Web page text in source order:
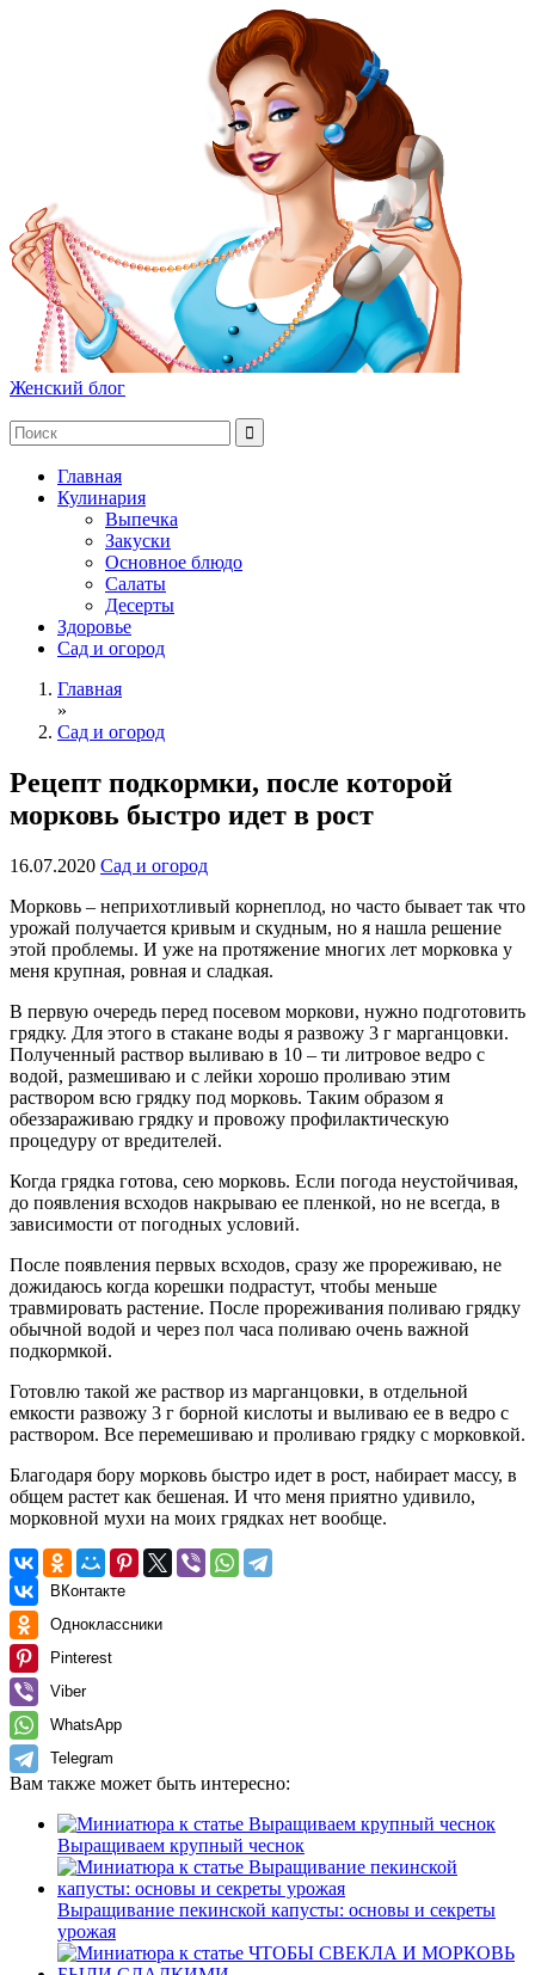
Женский блог
Главная
Кулинария
Выпечка
Закуски
Основное блюдо
Салаты
Десерты
Здоровье
Сад и огород
Главная
»
Сад и огород
Рецепт подкормки, после которой
морковь быстро идет в рост
16.07.2020 Сад и огород
Морковь – неприхотливый корнеплод, но часто бывает так что
урожай получается кривым и скудным, но я нашла решение
этой проблемы. И уже на протяжение многих лет морковка у
меня крупная, ровная и сладкая.
В первую очередь перед посевом моркови, нужно подготовить
грядку. Для этого в стакане воды я развожу 3 г марганцовки.
Полученный раствор выливаю в 10 – ти литровое ведро с
водой, размешиваю и с лейки хорошо проливаю этим
раствором всю грядку под морковь. Таким образом я
обеззараживаю грядку и провожу профилактическую
процедуру от вредителей.
Когда грядка готова, сею морковь. Если погода неустойчивая,
до появления всходов накрываю ее пленкой, но не всегда, в
зависимости от погодных условий.
После появления первых всходов, сразу же прореживаю, не
дожидаюсь когда корешки подрастут, чтобы меньше
травмировать растение. После прореживания поливаю грядку
обычной водой и через пол часа поливаю очень важной
подкормкой.
Готовлю такой же раствор из марганцовки, в отдельной
емкости развожу 3 г борной кислоты и выливаю ее в ведро с
раствором. Все перемешиваю и проливаю грядку с морковкой.
Благодаря бору морковь быстро идет в рост, набирает массу, в
общем растет как бешеная. И что меня приятно удивило,
морковной мухи на моих грядках нет вообще.
ВКонтакте
Одноклассники
Pinterest
Viber
WhatsApp
Telegram
Вам также может быть интересно:
Выращиваем крупный чеснок
Выращивание пекинской капусты: основы и секреты
урожая